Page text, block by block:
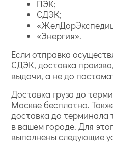
ПЭК;
СДЭК;
«Энергия».
Если отправка
СДЭК, доставка
выдачи, а не до
Доставка груза до
Москве бесплатна.
доставка до
в вашем городе. Для
выполнены следующие